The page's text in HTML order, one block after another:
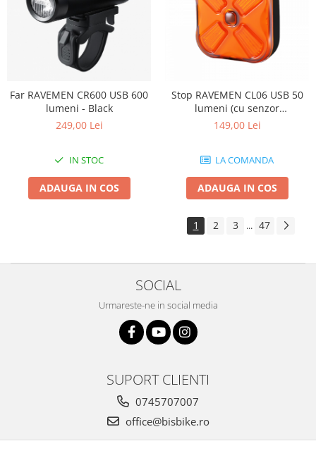
Far RAVEMEN CR600 USB 600
lumeni - Black
249,00 Lei
IN STOC
ADAUGA IN COS
Stop RAVEMEN CL06 USB 50
lumeni (cu senzor
accelerometru) - Black
149,00 Lei
LA COMANDA
ADAUGA IN COS
1 2 3 ... 47
SOCIAL
Urmareste-ne in social media
SUPORT CLIENTI
0745707007
office@bisbike.ro